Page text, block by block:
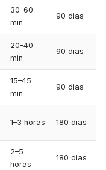
30–60
min
90 dias
20–40
min
90 dias
15–45
min
90 dias
1–3 horas 180 dias
2–5
horas
180 dias